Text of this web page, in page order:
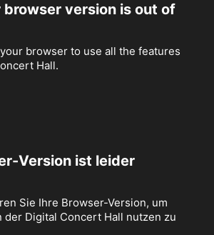
browser version is out of
browser to use all the features
Hall.
Version ist leider
Sie Ihre Browser-Version, um
der Digital Concert Hall nutzen zu